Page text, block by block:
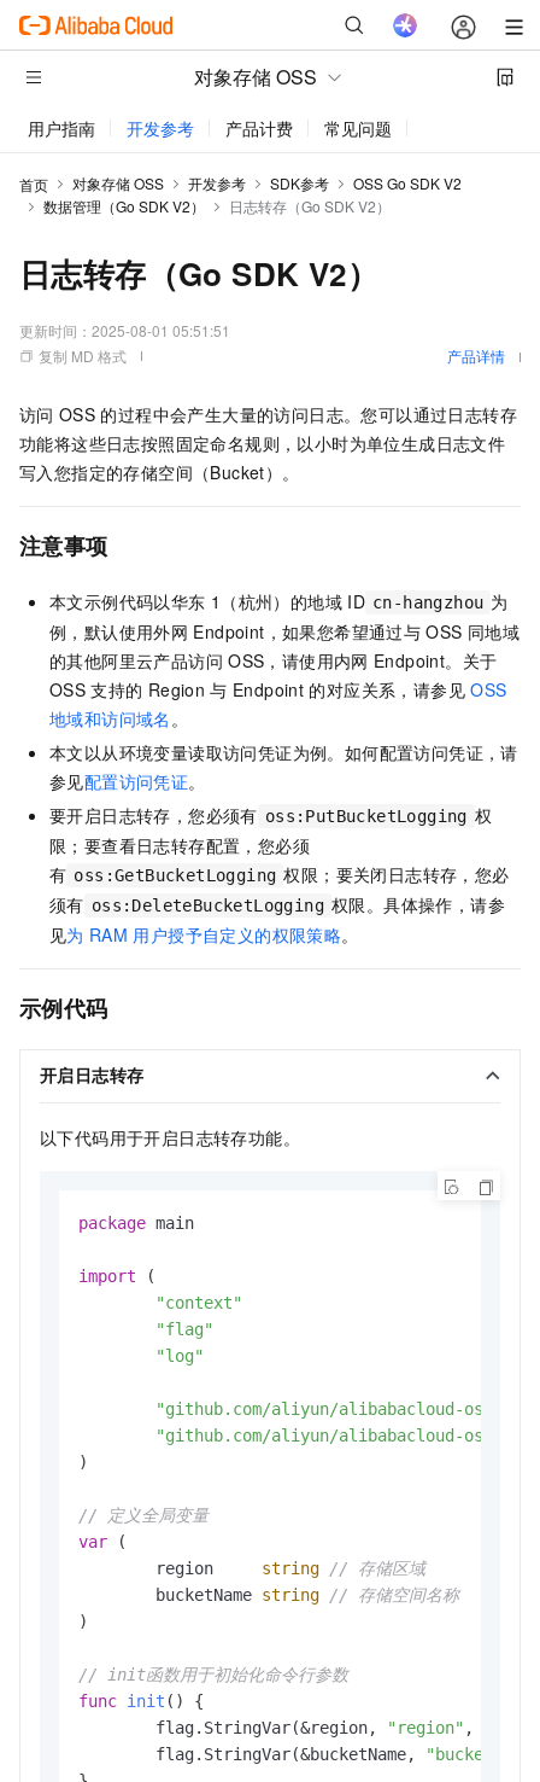
对象存储 OSS
用户指南 开发参考 产品计费 常见问题
首页 对象存储 OSS 开发参考 SDK参考
OSS Go SDK V2
数据管理（Go SDK V2）
日志转存（Go SDK V2）
日志转存（Go SDK V2）
更新时间： 2025-08-01 05:51:51
复制 MD 格式
产品详情
访问 OSS 的过程中会产生大量的访问日志。您可以通过日志转存
功能将这些日志按照固定命名规则，以小时为单位生成日志文件
写入您指定的存储空间（Bucket）。
注意事项
本文示例代码以华东 1（杭州）的地域 ID cn-hangzhou 为
例，默认使用外网 Endpoint，如果您希望通过与 OSS 同地域
的其他阿里云产品访问 OSS，请使用内网 Endpoint。关于
OSS 支持的 Region 与 Endpoint 的对应关系，请参见 OSS
地域和访问域名 。
本文以从环境变量读取访问凭证为例。如何配置访问凭证，请
参见配置访问凭证。
要开启日志转存，您必须有 oss:PutBucketLogging 权
限；要查看日志转存配置，您必须
有 oss:GetBucketLogging 权限；要关闭日志转存，您必
须有 oss:DeleteBucketLogging 权限。具体操作，请参
见为 RAM 用户授予自定义的权限策略。
示例代码
开启日志转存
以下代码用于开启日志转存功能。
package main
import (
"context"
"flag"
"log"
"github.com/aliyun/alibabacloud-oss-go-
"github.com/aliyun/alibabacloud-oss-
)
// 定义全局变量
var (
	region
string
// 存储区域
	bucketName
string
// 存储空间名称
)
// init函数用于初始化命令行参数
func init ()
{
	flag.StringVar(&region,
"region" ,
	flag.StringVar(&bucketName,
"bucket"